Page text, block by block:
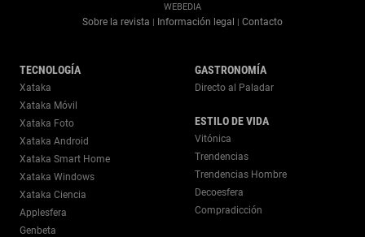
WEBEDIA
Sobre la revista | Información legal | Contacto
TECNOLOGÍA
Xataka
Xataka Móvil
Xataka Foto
Xataka Android
Xataka Smart Home
Xataka Windows
Xataka Ciencia
Applesfera
Genbeta
GASTRONOMÍA
Directo al Paladar
ESTILO DE VIDA
Vitónica
Trendencias
Trendencias Hombre
Decoesfera
Compradicción